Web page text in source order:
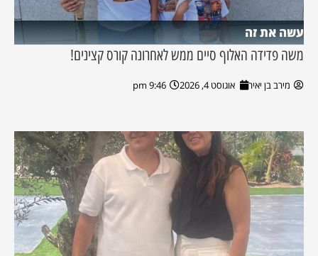
עשה את זה
משה פדידה האלוף סיים ממש לאחרונה קורס קצינים!
מירב בן יאיר אוגוסט 4, 2026 9:46 pm